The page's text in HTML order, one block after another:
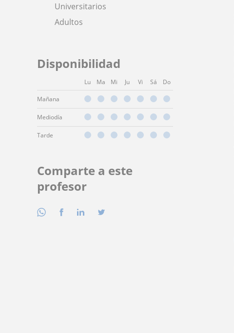
Universitarios
Adultos
Disponibilidad
Lu Ma Mi Ju Vi Sá Do
Mañana
Mediodía
Tarde
Comparte a este
profesor